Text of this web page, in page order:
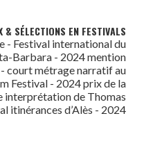
& SÉLECTIONS EN FESTIVALS
- Festival international du
Barbara - 2024 mention
court métrage narratif au
Festival - 2024 prix de la
interprétation de Thomas
itinérances d’Alès - 2024